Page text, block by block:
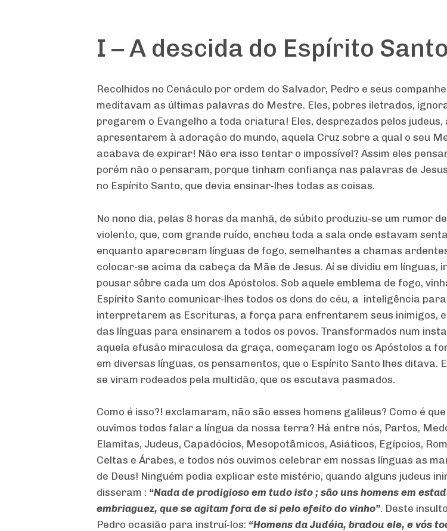
I – A descida do Espírito Santo
Recolhidos no Cenáculo por ordem do Salvador, Pedro e seus
meditavam as últimas palavras do Mestre. Eles, pobres iletrados,
pregarem o Evangelho a toda criatura! Eles, desprezados pelos judeus,
apresentarem à adoração do mundo, aquela Cruz sobre a qual o seu
acabava de expirar! Não era isso tentar o impossível? Assim eles
porém não o pensaram, porque tinham confiança nas palavras de
no Espírito Santo, que devia ensinar-lhes todas as coisas.
No nono dia, pelas 8 horas da manhã, de súbito produziu-se um rumor
violento, que, com grande ruído, encheu toda a sala onde estavam
enquanto apareceram línguas de fogo, semelhantes a chamas
colocar-se acima da cabeça da Mãe de Jesus. Aí se dividiu em línguas,
pousar sôbre cada um dos Apóstolos. Sob aquele emblema de fogo,
Espírito Santo comunicar-lhes todos os dons do céu, a inteligência para
interpretarem as Escrituras, a força para enfrentarem seus inimigos, e
das línguas para ensinarem a todos os povos. Transformados num
aquela efusão miraculosa da graça, começaram logo os Apóstolos a
em diversas línguas, os pensamentos, que o Espírito Santo lhes ditava.
se viram rodeados pela multidão, que os escutava pasmados.
Como é isso?! exclamaram, não são esses homens galileus? Como é
ouvimos todos falar a língua da nossa terra? Há entre nós, Partos,
Elamitas, Judeus, Capadócios, Mesopotâmicos, Asiáticos, Egípcios,
Celtas e Árabes, e todos nós ouvimos celebrar em nossas línguas as
de Deus! Ninguém podia explicar este mistério, quando alguns judeus
disseram : “Nada de prodigioso em tudo isto ; são uns homens em
embriaguez, que se agitam fora de si pelo efeito do vinho”. Deste
Pedro ocasião para instruí-los: “Homens da Judéia, bradou ele, e vós